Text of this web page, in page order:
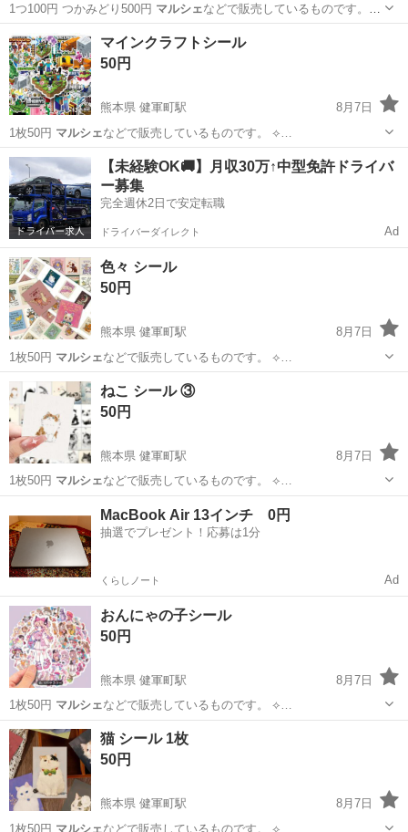
1つ100円 つかみどり500円 マルシェ などで販売しているものです。
⟡…熊本 熊本市 健軍町駅 パズル
マインクラフトシール
50円
熊本県 健軍町駅
8月7日
1枚50円 マルシェ などで販売しているものです。 ⟡…
熊本 熊本市 健軍町駅 雑誌 マインクラフト
【未経験OK🚚】月収30万↑中型免許ドライバ
ー募集
完全週休2日で安定転職
ドライバーダイレクト Ad
色々 シール
50円
熊本県 健軍町駅
8月7日
1枚50円 マルシェ などで販売しているものです。 ⟡…
熊本 熊本市 ポータブルゲーム
ねこ シール ③
50円
熊本県 健軍町駅
8月7日
1枚50円 マルシェ などで販売しているものです。 ⟡…
ネイル マルシェ
MacBook Air 13インチ 0円
抽選でプレゼント！応募は1分
くらしノート Ad
おんにゃの子シール
50円
熊本県 健軍町駅
8月7日
1枚50円 マルシェ などで販売しているものです。 ⟡…
熊本 熊本市 健軍町駅
猫 シール 1枚
50円
熊本県 健軍町駅
8月7日
1枚50円 マルシェ などで販売しているものです。 ⟡…